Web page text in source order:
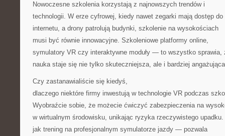
Nowoczesne szkolenia korzystają z najnowszych trendów i
technologii. W erze cyfrowej, kiedy nawet zegarki mają dostęp do
internetu, a drony patrolują budynki, szkolenie na wysokościach
musi być równie innowacyjne. Szkoleniowe platformy online,
symulatory VR czy interaktywne moduły — to wszystko sprawia,
nauka staje się nie tylko skuteczniejsza, ale i bardziej
Czy zastanawialiście się kiedyś,
dlaczego niektóre firmy inwestują w technologie VR podczas
Wyobraźcie sobie, że możecie ćwiczyć zabezpieczenia na
w wirtualnym środowisku, unikając ryzyka rzeczywistego upadku.
jak trening na profesjonalnym symulatorze jazdy — pozwala